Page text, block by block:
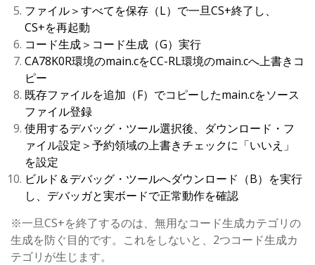
ファイル＞すべてを保存（L）で一旦CS+終了し、
CS+を再起動
コード生成＞コード生成（G）実行
CA78K0R環境のmain.cをCC-RL環境のmain.cへ上書きコ
ピー
既存ファイルを追加（F）でコピーしたmain.cをソース
ファイル登録
使用するデバッグ・ツール選択後、ダウンロード・フ
ァイル設定＞予約領域の上書きチェックに「いいえ」
を設定
ビルド＆デバッグ・ツールへダウンロード（B）を実行
し、デバッガと実ボードで正常動作を確認
※一旦CS+を終了するのは、無用なコード生成カテゴリの
生成を防ぐ目的です。これをしないと、2つコード生成カ
テゴリが生じます。